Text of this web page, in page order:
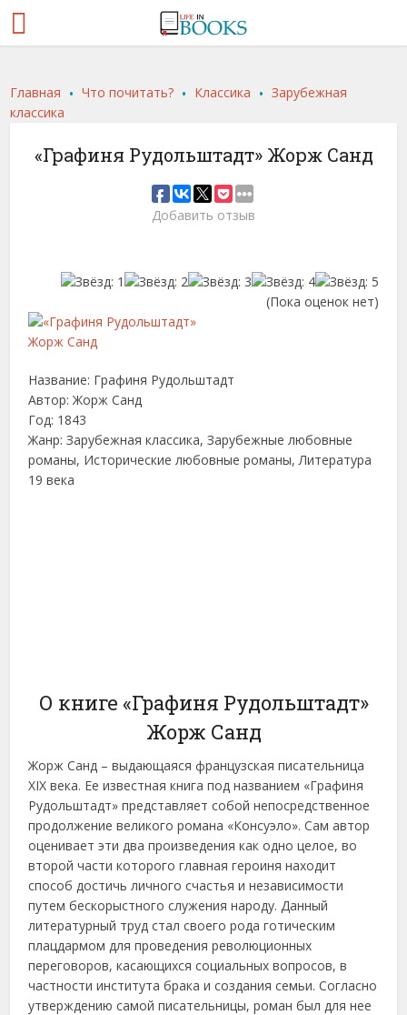
Главная .Что почитать? . Классика .Зарубежная
классика
«Графиня Рудольштадт» Жорж Санд
Добавить отзыв
(Пока оценок нет)
Название: Графиня Рудольштадт
Автор: Жорж Санд
Год: 1843
Жанр: Зарубежная классика, Зарубежные любовные
романы, Исторические любовные романы, Литература
19 века
О книге «Графиня Рудольштадт»
Жорж Санд
Жорж Санд – выдающаяся французская писательница
XIX века. Ее известная книга под названием «Графиня
Рудольштадт» представляет собой непосредственное
продолжение великого романа «Консуэло». Сам автор
оценивает эти два произведения как одно целое, во
второй части которого главная героиня находит
способ достичь личного счастья и независимости
путем бескорыстного служения народу. Данный
литературный труд стал своего рода готическим
плацдармом для проведения революционных
переговоров, касающихся социальных вопросов, в
частности института брака и создания семьи. Согласно
утверждению самой писательницы, роман был для нее